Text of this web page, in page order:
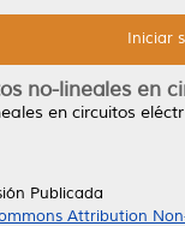
Iniciar
no-lineales en
en circuitos
Publicada
Attribution